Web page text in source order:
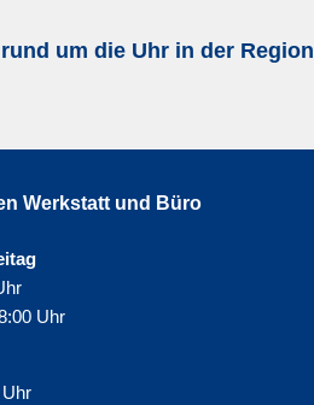
um die Uhr in der Region
Werkstatt und Büro
Uhr